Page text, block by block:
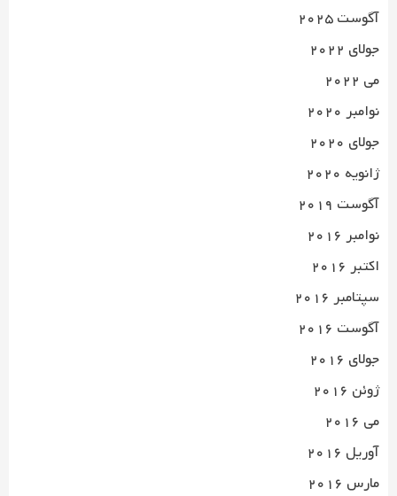
آگوست 2025
جولای 2022
می 2022
نوامبر 2020
جولای 2020
ژانویه 2020
آگوست 2019
نوامبر 2016
اکتبر 2016
سپتامبر 2016
آگوست 2016
جولای 2016
ژوئن 2016
می 2016
آوریل 2016
مارس 2016